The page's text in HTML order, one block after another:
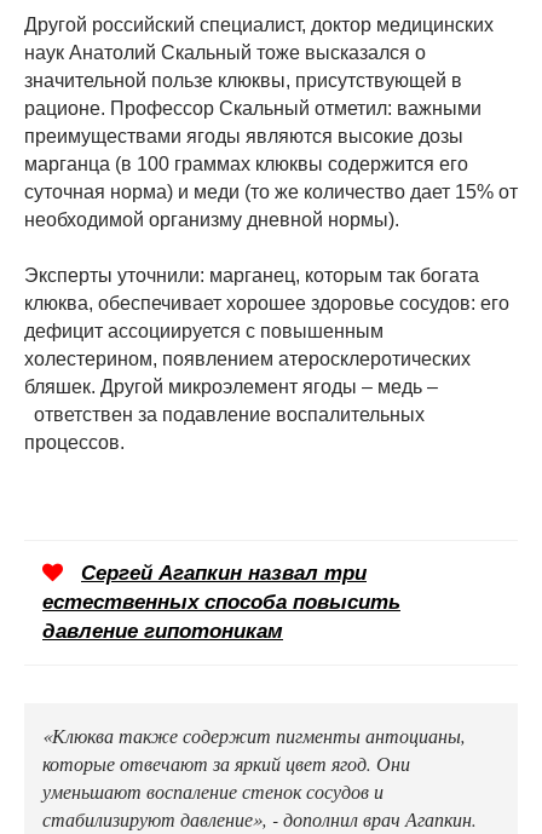
Другой российский специалист, доктор медицинских
наук Анатолий Скальный тоже высказался о
значительной пользе клюквы, присутствующей в
рационе. Профессор Скальный отметил: важными
преимуществами ягоды являются высокие дозы
марганца (в 100 граммах клюквы содержится его
суточная норма) и меди (то же количество дает 15% от
необходимой организму дневной нормы).
Эксперты уточнили: марганец, которым так богата
клюква, обеспечивает хорошее здоровье сосудов: его
дефицит ассоциируется с повышенным
холестерином, появлением атеросклеротических
бляшек. Другой микроэлемент ягоды – медь –
ответствен за подавление воспалительных
процессов.
Сергей Агапкин назвал три
естественных способа повысить
давление гипотоникам
«Клюква также содержит пигменты антоцианы,
которые отвечают за яркий цвет ягод. Они
уменьшают воспаление стенок сосудов и
стабилизируют давление», - дополнил врач Агапкин.